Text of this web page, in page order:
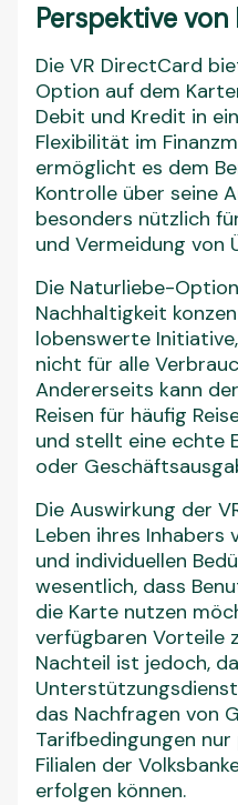
Perspektive
Die VR DirectCard
Option auf dem
Debit und Kredit in
Flexibilität im
ermöglicht es dem
Kontrolle über seine
besonders nützlich
und Vermeidung von
Die Naturliebe-
Nachhaltigkeit
lobenswerte
nicht für alle
Andererseits kann
Reisen für häufig
und stellt eine echte
oder
Die Auswirkung der
Leben ihres Inhabers
und individuellen
wesentlich, dass
die Karte nutzen
verfügbaren Vorteile
Nachteil ist jedoch,
das Nachfragen von
Tarifbedingungen
Filialen der
erfolgen können.